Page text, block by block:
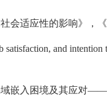
会适应性的影响》，
and intention
域嵌入困境及其应对